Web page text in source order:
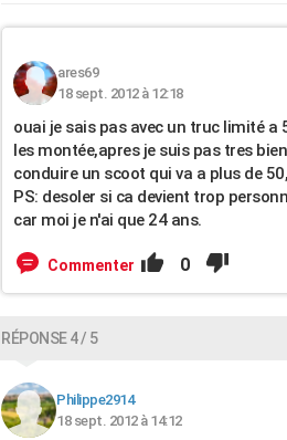
ares69
18 sept. 2012 à 12:18
ouai je sais pas avec un truc limité
les montée,apres je suis pas tres
conduire un scoot qui va a plus de
PS: desoler si ca devient trop
car moi je n'ai que 24 ans.
Commenter 0
RÉPONSE 4 / 5
Philippe2914
18 sept. 2012 à 14:12